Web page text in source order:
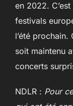
en 2022.
festivals
l’été
soit maintenu
concerts
NDLR : Pour